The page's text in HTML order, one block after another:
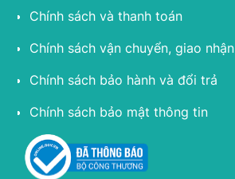
Chính sách và thanh toán
Chính sách vận chuyển, giao nhận
Chính sách bảo hành và đổi trả
Chính sách bảo mật thông tin